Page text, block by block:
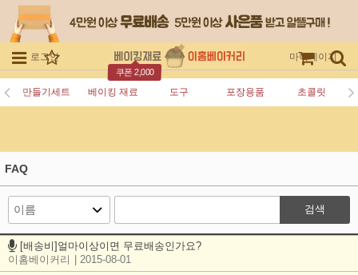
로그인 회원가입
쿠폰 2,000
주문조회 마이페이지
만들기세트 베이킹 재료 도구 포장용품 초콜릿
FAQ
검색
[배송비]얼마이상이면 무료배송인가요?
이홈베이커리
| 2015-08-01